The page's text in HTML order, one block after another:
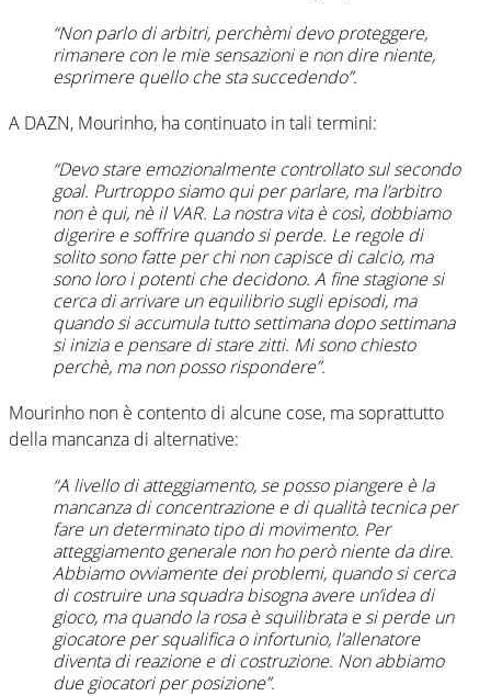
“Non parlo di arbitri, perchèmi devo proteggere,
rimanere con le mie sensazioni e non dire niente,
esprimere quello che sta succedendo”.
A DAZN, Mourinho, ha continuato in tali termini:
“Devo stare emozionalmente controllato sul secondo
goal. Purtroppo siamo qui per parlare, ma l’arbitro
non è qui, nè il VAR. La nostra vita è così, dobbiamo
digerire e soffrire quando si perde. Le regole di
solito sono fatte per chi non capisce di calcio, ma
sono loro i potenti che decidono. A fine stagione si
cerca di arrivare un equilibrio sugli episodi, ma
quando si accumula tutto settimana dopo settimana
si inizia e pensare di stare zitti. Mi sono chiesto
perchè, ma non posso rispondere”.
Mourinho non è contento di alcune cose, ma soprattutto
della mancanza di alternative:
“A livello di atteggiamento, se posso piangere è la
mancanza di concentrazione e di qualità tecnica per
fare un determinato tipo di movimento. Per
atteggiamento generale non ho però niente da dire.
Abbiamo ovviamente dei problemi, quando si cerca
di costruire una squadra bisogna avere un’idea di
gioco, ma quando la rosa è squilibrata e si perde un
giocatore per squalifica o infortunio, l’allenatore
diventa di reazione e di costruzione. Non abbiamo
due giocatori per posizione”.